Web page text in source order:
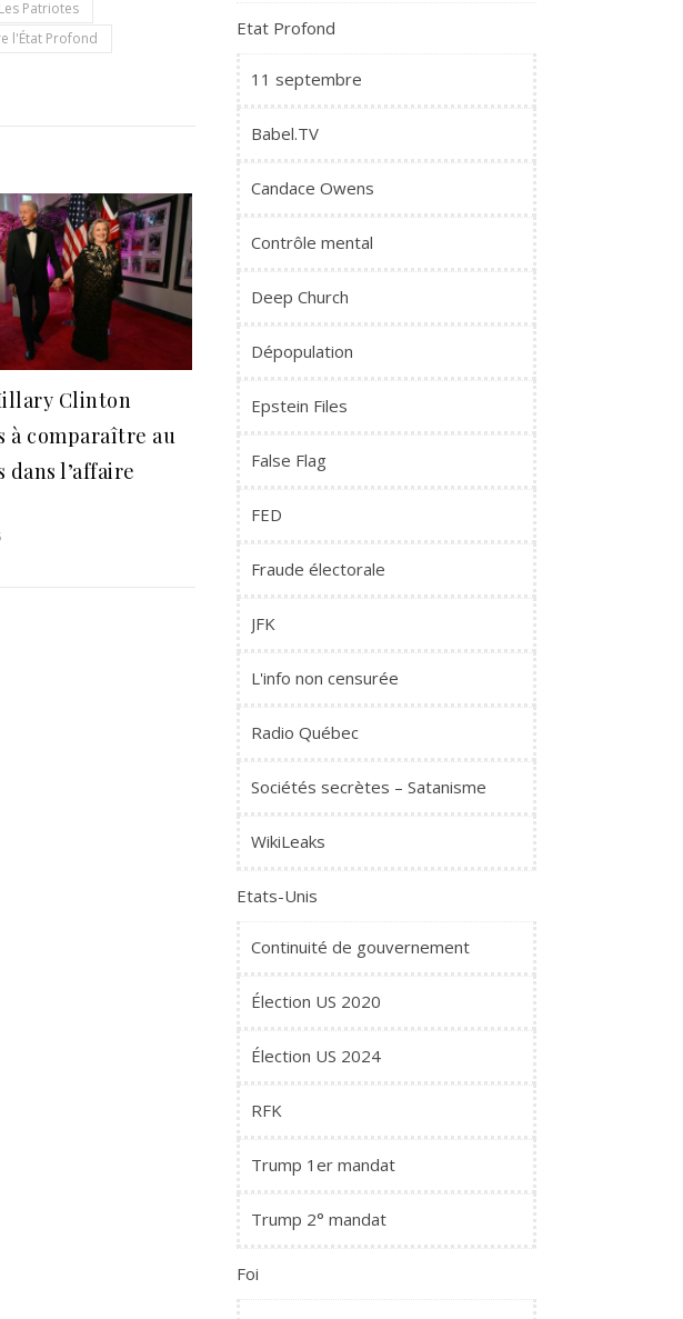
Les Patriotes
l'État Profond
Clinton
à comparaître au
dans l’affaire
Etat Profond
11 septembre
Babel.TV
Candace Owens
Contrôle mental
Deep Church
Dépopulation
Epstein Files
False Flag
FED
Fraude électorale
JFK
L'info non censurée
Radio Québec
Sociétés secrètes – Satanisme
WikiLeaks
Etats-Unis
Continuité de gouvernement
Élection US 2020
Élection US 2024
RFK
Trump 1er mandat
Trump 2° mandat
Foi